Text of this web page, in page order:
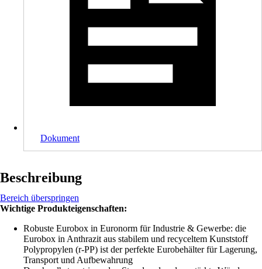
Dokument
Beschreibung
Bereich überspringen
Wichtige Produkteigenschaften:
Robuste Eurobox in Euronorm für Industrie & Gewerbe: die
Eurobox in Anthrazit aus stabilem und recyceltem Kunststoff
Polypropylen (r-PP) ist der perfekte Eurobehälter für Lagerung,
Transport und Aufbewahrung